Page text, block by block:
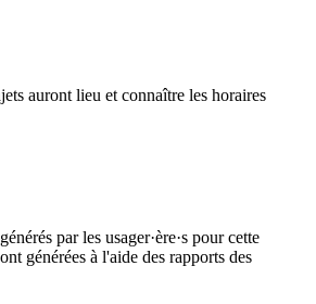
auront lieu et connaître les horaires
par les usager·ère·s pour cette
générées à l'aide des rapports des